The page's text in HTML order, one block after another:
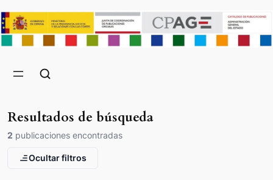
Resultados de búsqueda
2 publicaciones encontradas
Ocultar filtros